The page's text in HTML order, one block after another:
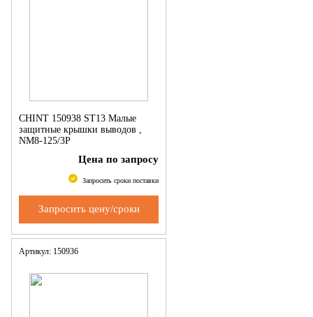
CHINT 150938 ST13 Малые
защитные крышки выводов ,
NM8-125/3P
Цена по запросу
Запросить сроки поставки
Запросить цену/сроки
Артикул: 150936